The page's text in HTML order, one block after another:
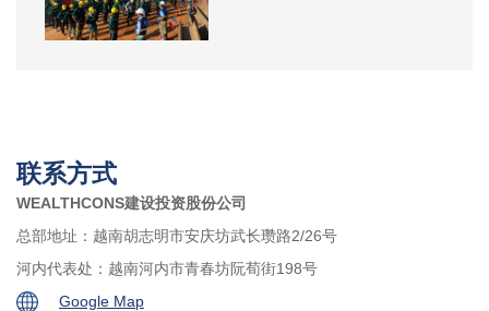
联系方式
WEALTHCONS建设投资股份公司
总部地址：越南胡志明市安庆坊武长瓒路2/26号
河内代表处：越南河内市青春坊阮荀街198号
Google Map